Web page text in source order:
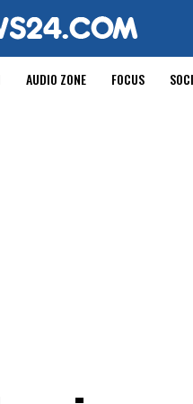
AUDIO ZONE FOCUS